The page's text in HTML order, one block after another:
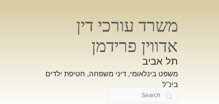
משרד עורכי דין
אדווין פרידמן
תל אביב
משפט בינלאומי, דיני משפחה, חטיפת ילדים
בינ"ל
Search